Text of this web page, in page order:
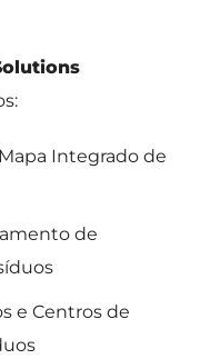
Integrado de
de
e Centros de